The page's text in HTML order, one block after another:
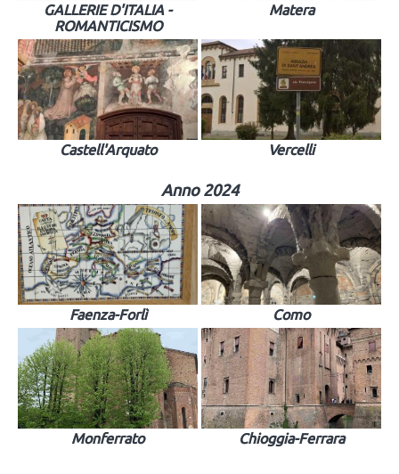
GALLERIE D'ITALIA -
ROMANTICISMO
Matera
Castell'Arquato Vercelli
Anno 2024
Faenza-Forlì Como
Monferrato Chioggia-Ferrara